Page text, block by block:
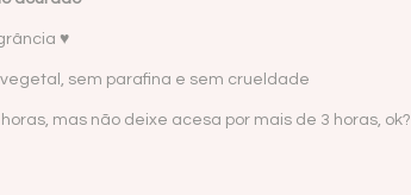
♥
sem parafina e sem crueldade
mas não deixe acesa por mais de 3 horas, ok?